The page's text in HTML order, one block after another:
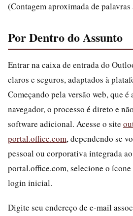
(Contagem aproximada de
Por Dentro do Assunto
Entrar na caixa de entrada do
claros e seguros, adaptados à
Começando pela versão web, que é
navegador, o processo é direto e
software adicional. Acesse o site
portal.office.com, dependendo se
pessoal ou corporativa integrada
portal.office.com, selecione o
login inicial.
Digite seu endereço de e-mail